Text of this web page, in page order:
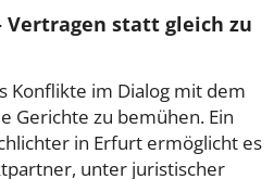
statt gleich zu
Konflikte im Dialog mit dem
Gerichte zu bemühen. Ein
in Erfurt ermöglicht es
unter juristischer